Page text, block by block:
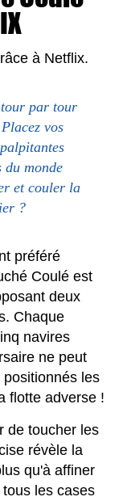
à Netflix.
par tour
vos
du monde
et couler la
?
préféré
Coulé est
deux
Chaque
navires
ne peut
les
flotte adverse !
de toucher les
révèle la
qu'à affiner
les cases